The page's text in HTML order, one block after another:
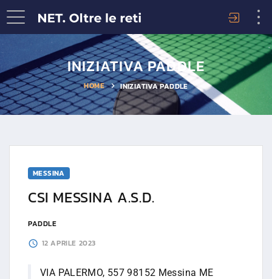
INIZIATIVA PADDLE
HOME INIZIATIVA PADDLE
MESSINA
CSI MESSINA A.S.D.
PADDLE
12 APRILE 2023
VIA PALERMO, 557 98152 Messina ME